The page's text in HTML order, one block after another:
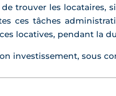
trouver les locataires,
ces tâches
locatives, pendant la
investissement, sous